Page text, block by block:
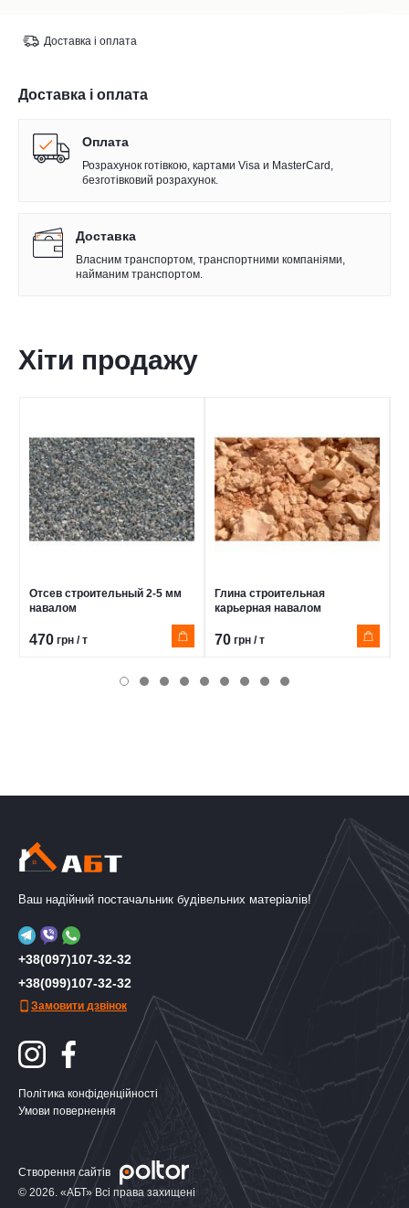
Доставка і оплата
Доставка і оплата
Оплата
Розрахунок готівкою, картами Visa и MasterCard,
безготівковий розрахунок.
Доставка
Власним транспортом, транспортними компаніями,
найманим транспортом.
Хіти продажу
Отсев строительный 2-5 мм
навалом
470 грн / т
Глина строительная
карьерная навалом
70 грн / т
Ваш надійний постачальник будівельних матеріалів!
+38(097)107-32-32
+38(099)107-32-32
Замовити дзвінок
Політика конфіденційності
Умови повернення
Створення сайтів
© 2026. «АБТ» Всі права захищені